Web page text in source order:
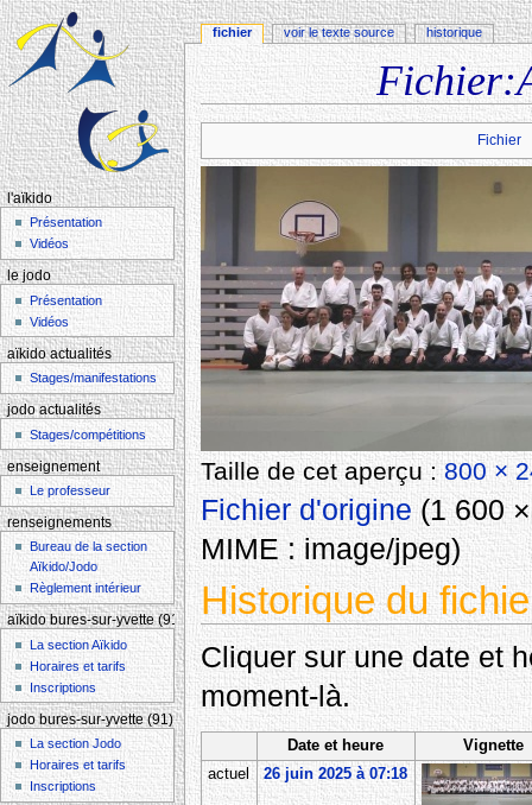
Aller à :navigation , rechercher
Fichier
Taille de cet aperçu :800 ×
Fichier d'origine‎(1 600
MIME :image/jpeg)
Historique du
Cliquer sur une date et
moment-là.
Date et heure
Vignette
actuel
26 juin 2025 à 07:18
fichier voir le texte source historique
l'aïkido
Présentation
Vidéos
le jodo
Présentation
Vidéos
aïkido actualités
Stages/manifestations
jodo actualités
Stages/compétitions
enseignement
Le professeur
renseignements
Bureau de la section
Aïkido/Jodo
Règlement intérieur
aïkido bures-sur-yvette (91)
La section Aïkido
Horaires et tarifs
Inscriptions
jodo bures-sur-yvette (91)
La section Jodo
Horaires et tarifs
Inscriptions